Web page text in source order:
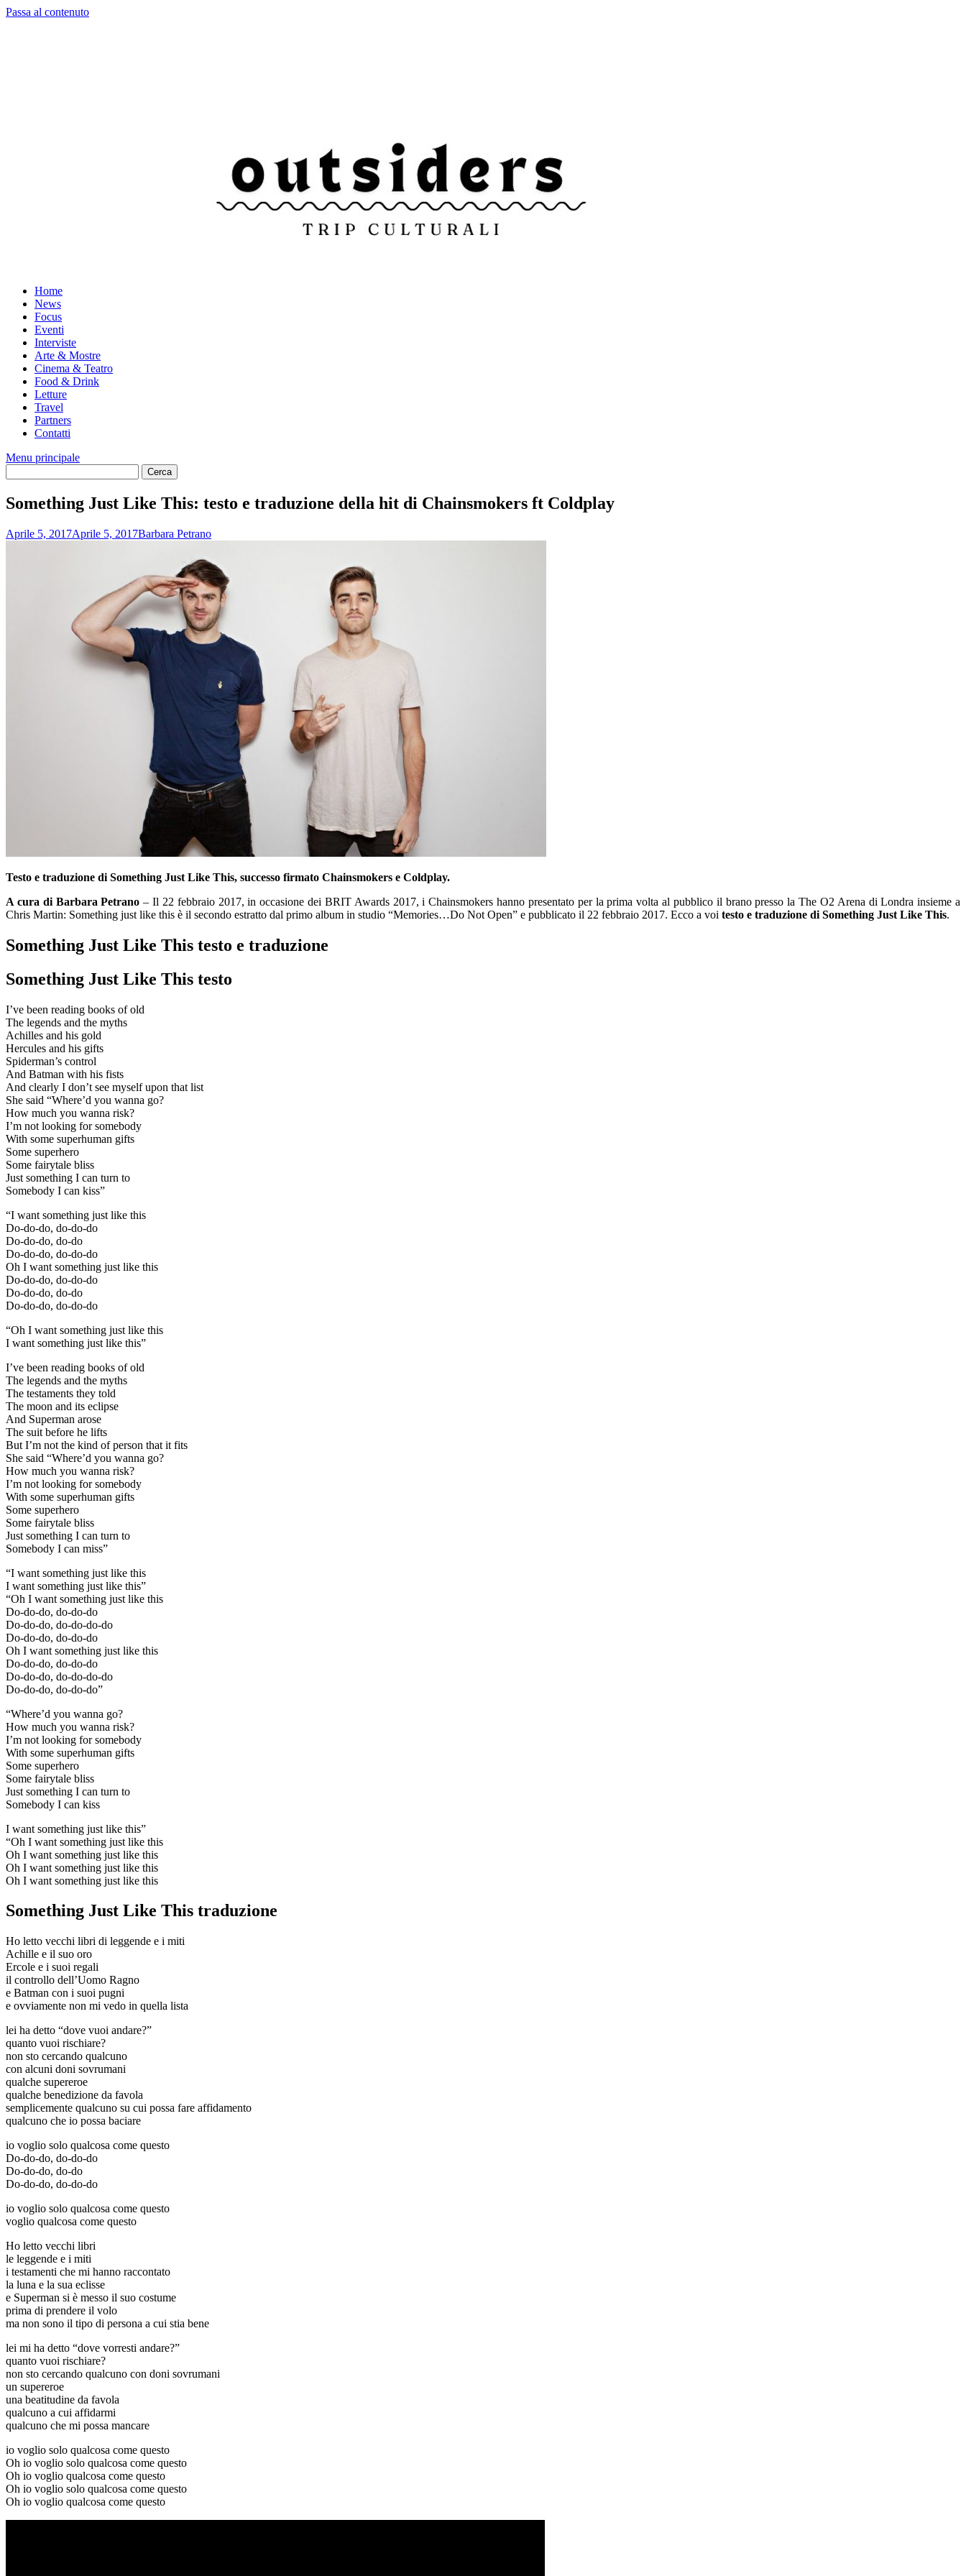
Passa al contenuto
Home
News
Focus
Eventi
Interviste
Arte & Mostre
Cinema & Teatro
Food & Drink
Letture
Travel
Partners
Contatti
Menu principale
Something Just Like This: testo e traduzione della hit di Chainsmokers ft Coldplay
Aprile 5, 2017Aprile 5, 2017Barbara Petrano
Testo e traduzione di Something Just Like This, successo firmato Chainsmokers e Coldplay.
A cura di Barbara Petrano – Il 22 febbraio 2017, in occasione dei BRIT Awards 2017, i Chainsmokers hanno presentato per la prima volta al pubblico il brano presso la The O2 Arena di Londra insieme a
Chris Martin: Something just like this è il secondo estratto dal primo album in studio “Memories…Do Not Open” e pubblicato il 22 febbraio 2017. Ecco a voi testo e traduzione di Something Just Like This.
Something Just Like This testo e traduzione
Something Just Like This testo
I’ve been reading books of old
The legends and the myths
Achilles and his gold
Hercules and his gifts
Spiderman’s control
And Batman with his fists
And clearly I don’t see myself upon that list
She said “Where’d you wanna go?
How much you wanna risk?
I’m not looking for somebody
With some superhuman gifts
Some superhero
Some fairytale bliss
Just something I can turn to
Somebody I can kiss”
“I want something just like this
Do-do-do, do-do-do
Do-do-do, do-do
Do-do-do, do-do-do
Oh I want something just like this
Do-do-do, do-do-do
Do-do-do, do-do
Do-do-do, do-do-do
“Oh I want something just like this
I want something just like this”
I’ve been reading books of old
The legends and the myths
The testaments they told
The moon and its eclipse
And Superman arose
The suit before he lifts
But I’m not the kind of person that it fits
She said “Where’d you wanna go?
How much you wanna risk?
I’m not looking for somebody
With some superhuman gifts
Some superhero
Some fairytale bliss
Just something I can turn to
Somebody I can miss”
“I want something just like this
I want something just like this”
“Oh I want something just like this
Do-do-do, do-do-do
Do-do-do, do-do-do-do
Do-do-do, do-do-do
Oh I want something just like this
Do-do-do, do-do-do
Do-do-do, do-do-do-do
Do-do-do, do-do-do”
“Where’d you wanna go?
How much you wanna risk?
I’m not looking for somebody
With some superhuman gifts
Some superhero
Some fairytale bliss
Just something I can turn to
Somebody I can kiss
I want something just like this”
“Oh I want something just like this
Oh I want something just like this
Oh I want something just like this
Oh I want something just like this
Something Just Like This traduzione
Ho letto vecchi libri di leggende e i miti
Achille e il suo oro
Ercole e i suoi regali
il controllo dell’Uomo Ragno
e Batman con i suoi pugni
e ovviamente non mi vedo in quella lista
lei ha detto “dove vuoi andare?”
quanto vuoi rischiare?
non sto cercando qualcuno
con alcuni doni sovrumani
qualche supereroe
qualche benedizione da favola
semplicemente qualcuno su cui possa fare affidamento
qualcuno che io possa baciare
io voglio solo qualcosa come questo
Do-do-do, do-do-do
Do-do-do, do-do
Do-do-do, do-do-do
io voglio solo qualcosa come questo
voglio qualcosa come questo
Ho letto vecchi libri
le leggende e i miti
i testamenti che mi hanno raccontato
la luna e la sua eclisse
e Superman si è messo il suo costume
prima di prendere il volo
ma non sono il tipo di persona a cui stia bene
lei mi ha detto “dove vorresti andare?”
quanto vuoi rischiare?
non sto cercando qualcuno con doni sovrumani
un supereroe
una beatitudine da favola
qualcuno a cui affidarmi
qualcuno che mi possa mancare
io voglio solo qualcosa come questo
Oh io voglio solo qualcosa come questo
Oh io voglio qualcosa come questo
Oh io voglio solo qualcosa come questo
Oh io voglio qualcosa come questo